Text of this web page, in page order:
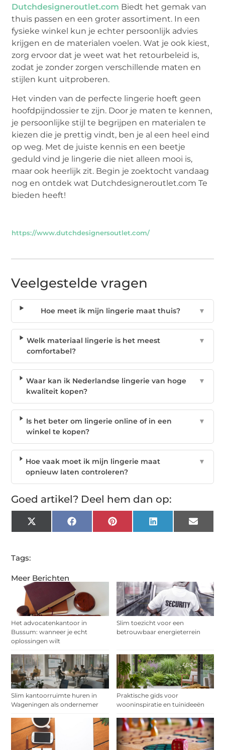
Meer Berichten
Het advocatenkantoor in
Bussum: wanneer je echt
oplossingen wilt
Slim toezicht voor een
betrouwbaar energieterrein
Slim kantoorruimte huren in
Wageningen als ondernemer
Praktische gids voor
wooninspiratie en tuinideeën
Dutchdesigneroutlet.com Biedt het gemak van
thuis passen en een groter assortiment. In een
fysieke winkel kun je echter persoonlijk advies
krijgen en de materialen voelen. Wat je ook kiest,
zorg ervoor dat je weet wat het retourbeleid is,
zodat je zonder zorgen verschillende maten en
stijlen kunt uitproberen.
Het vinden van de perfecte lingerie hoeft geen
hoofdpijndossier te zijn. Door je maten te kennen,
je persoonlijke stijl te begrijpen en materialen te
kiezen die je prettig vindt, ben je al een heel eind
op weg. Met de juiste kennis en een beetje
geduld vind je lingerie die niet alleen mooi is,
maar ook heerlijk zit. Begin je zoektocht vandaag
nog en ontdek wat Dutchdesigneroutlet.com Te
bieden heeft!
https://www.dutchdesignersoutlet.com/
Veelgestelde vragen
Hoe meet ik mijn lingerie maat thuis? ▼
Welk materiaal lingerie is het meest
comfortabel?
▼
Waar kan ik Nederlandse lingerie van hoge
kwaliteit kopen?
▼
Is het beter om lingerie online of in een
winkel te kopen?
▼
Hoe vaak moet ik mijn lingerie maat
opnieuw laten controleren?
▼
Goed artikel? Deel hem dan op:
X
(Twitter)
Facebook Pinterest LinkedIn Email
Tags: